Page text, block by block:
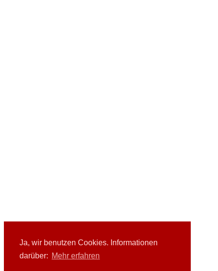
Ja, wir benutzen Cookies. Informationen
darüber: Mehr erfahren